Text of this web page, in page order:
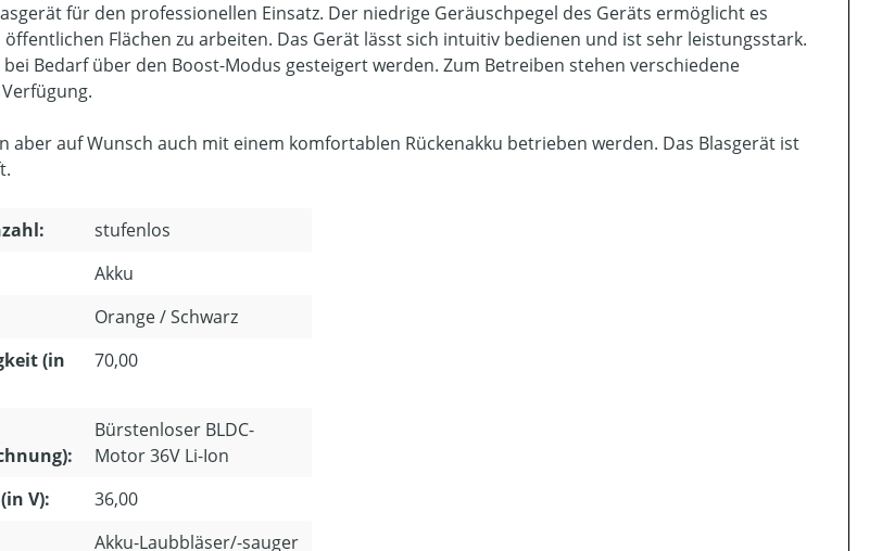
für den professionellen Einsatz. Der niedrige Geräuschpegel des Geräts ermöglicht es
öffentlichen Flächen zu arbeiten. Das Gerät lässt sich intuitiv bedienen und ist sehr leistungsstark.
bei Bedarf über den Boost-Modus gesteigert werden. Zum Betreiben stehen verschiedene
aber auf Wunsch auch mit einem komfortablen Rückenakku betrieben werden. Das Blasgerät ist
stufenlos
Akku
Orange / Schwarz
(in
70,00
Bürstenloser BLDC-
Motor 36V Li-Ion
V):
36,00
Akku-Laubbläser/-sauger